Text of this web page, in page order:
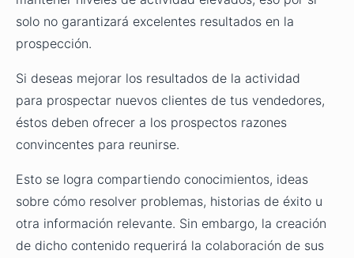
solo no garantizará excelentes resultados en la
prospección.
Si deseas mejorar los resultados de la actividad
para prospectar nuevos clientes de tus vendedores,
éstos deben ofrecer a los prospectos razones
convincentes para reunirse.
Esto se logra compartiendo conocimientos, ideas
sobre cómo resolver problemas, historias de éxito u
otra información relevante. Sin embargo, la creación
de dicho contenido requerirá la colaboración de sus